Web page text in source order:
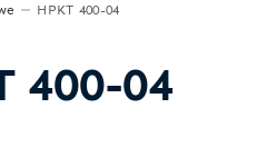
HPKT 400-04
400-04